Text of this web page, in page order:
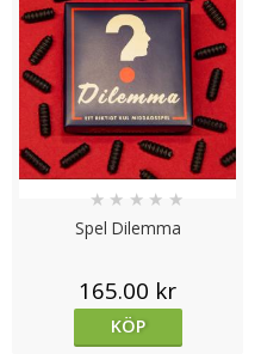
Spel Dilemma
★ ★ ★ ★ ★
165.00 kr
KÖP